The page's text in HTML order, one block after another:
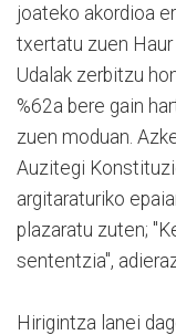
joateko akordioa
txertatu zuen
Udalak zerbitzu
%62a bere gain
zuen moduan.
Auzitegi
argitaraturiko
plazaratu zuten;
sententzia",
Hirigintza lanei